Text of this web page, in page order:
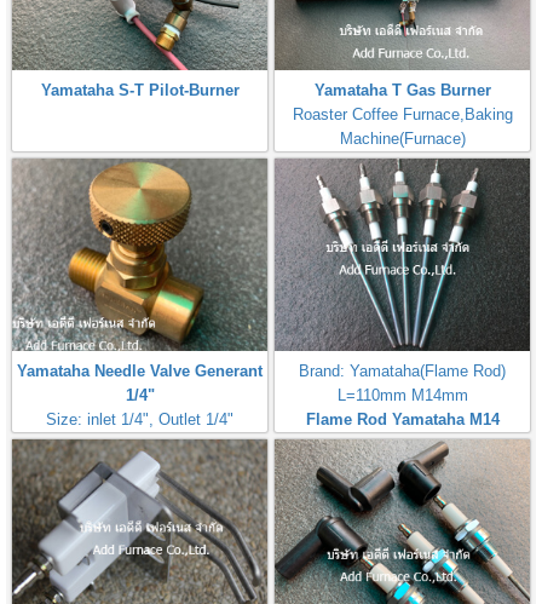
Yamataha S-T Pilot-Burner
Yamataha T Gas Burner
Roaster Coffee Furnace,Baking
Machine(Furnace)
Yamataha Needle Valve Generant
1/4"
Size: inlet 1/4", Outlet 1/4"
Max Inlet
Pressure:50PSI(3,5Bar,350kPa)
Brand: Yamataha(Flame Rod)
L=110mm M14mm
Flame Rod Yamataha M14
L110mm